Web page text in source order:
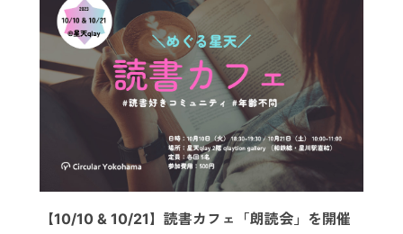
【10/10 & 10/21】読書カフェ「朗読会」を開催